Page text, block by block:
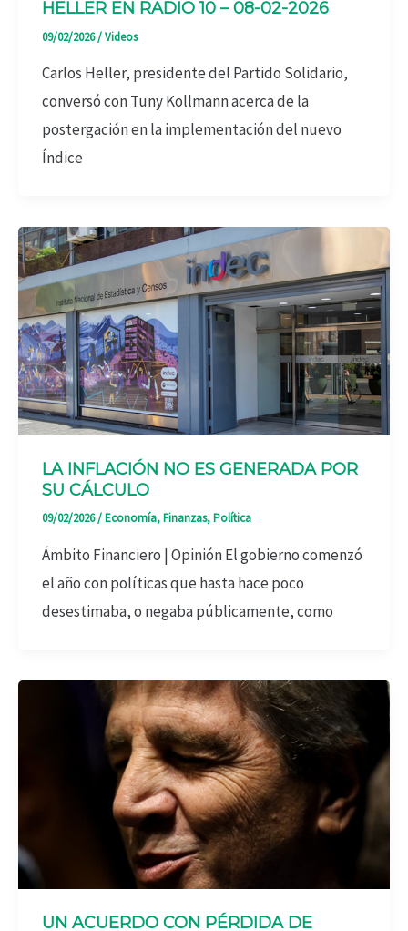
HELLER EN RADIO 10 – 08-02-2026
09/02/2026/Videos
Carlos Heller, presidente del Partido Solidario,
conversó con Tuny Kollmann acerca de la
postergación en la implementación del nuevo
Índice
LA INFLACIÓN NO ES GENERADA POR
SU CÁLCULO
09/02/2026/Economía,Finanzas,Política
Ámbito Financiero | Opinión El gobierno comenzó
el año con políticas que hasta hace poco
desestimaba, o negaba públicamente, como
UN ACUERDO CON PÉRDIDA DE